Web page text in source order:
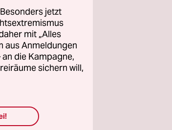
jetzt
mit „Alles
aus Anmeldungen
die Kampagne,
sichern will,